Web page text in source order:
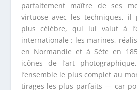
parfaitement maître de ses
virtuose avec les techniques, il
plus célèbre, qui lui valut à
internationale : les marines,
en Normandie et à Sète en
icônes de l’art
l’ensemble le plus complet au
tirages les plus parfaits — car